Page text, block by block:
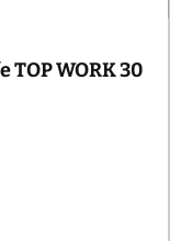
TOP WORK 30